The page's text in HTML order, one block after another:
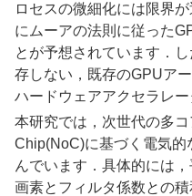
ロセスの微細化には限界
にムーアの法則に従った
とが予想されています．
存しない，既存のGPUア
ハードウェアアクセラレ
本研究では，次世代の多
Chip(NoC)に基づく電気的
んでいます．具体的には
画素とフィルタ係数との